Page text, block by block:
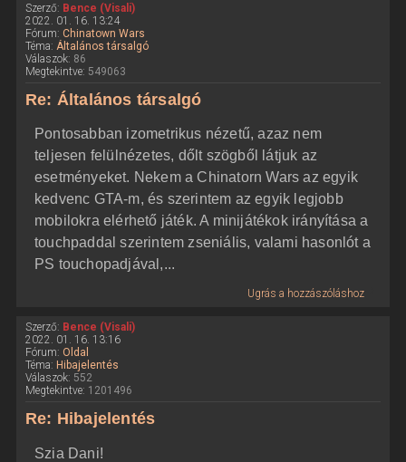
Szerző: Bence (Visali)
2022. 01. 16. 13:24
Fórum: Chinatown Wars
Téma: Általános társalgó
Válaszok: 86
Megtekintve: 549063
Re: Általános társalgó
Pontosabban izometrikus nézetű, azaz nem
teljesen felülnézetes, dőlt szögből látjuk az
esetményeket. Nekem a Chinatorn Wars az egyik
kedvenc GTA-m, és szerintem az egyik legjobb
mobilokra elérhető játék. A minijátékok irányítása a
touchpaddal szerintem zseniális, valami hasonlót a
PS touchopadjával,...
Ugrás a hozzászóláshoz
Szerző: Bence (Visali)
2022. 01. 16. 13:16
Fórum: Oldal
Téma: Hibajelentés
Válaszok: 552
Megtekintve: 1201496
Re: Hibajelentés
Szia Dani!